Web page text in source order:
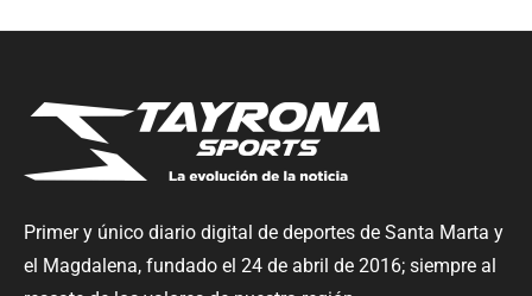
Primer y único diario digital de deportes de Santa Marta y
el Magdalena, fundado el 24 de abril de 2016; siempre al